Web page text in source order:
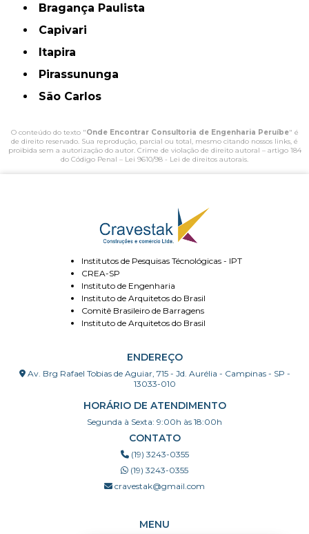
Bragança Paulista
Capivari
Itapira
Pirassununga
São Carlos
O conteúdo do texto "Onde Encontrar Consultoria de Engenharia Peruíbe" é
de direito reservado. Sua reprodução, parcial ou total, mesmo citando nossos links, é
proibida sem a autorização do autor. Crime de violação de direito autoral – artigo 184
do Código Penal – Lei 9610/98 - Lei de direitos autorais.
Institutos de Pesquisas Técnológicas - IPT
CREA-SP
Instituto de Engenharia
Instituto de Arquitetos do Brasil
Comitê Brasileiro de Barragens
Instituto de Arquitetos do Brasil
ENDEREÇO
Av. Brg Rafael Tobias de Aguiar, 715 - Jd. Aurélia - Campinas - SP -
13033-010
HORÁRIO DE ATENDIMENTO
Segunda à Sexta: 9:00h às 18:00h
CONTATO
(19) 3243-0355
(19) 3243-0355
cravestak@gmail.com
MENU